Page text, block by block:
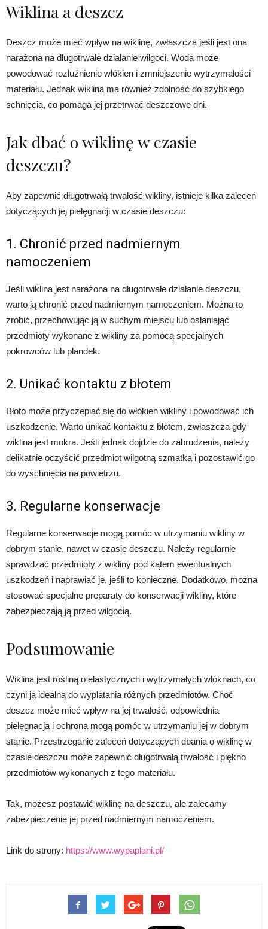
Wiklina a deszcz
Deszcz może mieć wpływ na wiklinę, zwłaszcza jeśli jest ona
narażona na długotrwałe działanie wilgoci. Woda może
powodować rozluźnienie włókien i zmniejszenie wytrzymałości
materiału. Jednak wiklina ma również zdolność do szybkiego
schnięcia, co pomaga jej przetrwać deszczowe dni.
Jak dbać o wiklinę w czasie
deszczu?
Aby zapewnić długotrwałą trwałość wikliny, istnieje kilka zaleceń
dotyczących jej pielęgnacji w czasie deszczu:
1. Chronić przed nadmiernym
namoczeniem
Jeśli wiklina jest narażona na długotrwałe działanie deszczu,
warto ją chronić przed nadmiernym namoczeniem. Można to
zrobić, przechowując ją w suchym miejscu lub osłaniając
przedmioty wykonane z wikliny za pomocą specjalnych
pokrowców lub plandek.
2. Unikać kontaktu z błotem
Błoto może przyczepiać się do włókien wikliny i powodować ich
uszkodzenie. Warto unikać kontaktu z błotem, zwłaszcza gdy
wiklina jest mokra. Jeśli jednak dojdzie do zabrudzenia, należy
delikatnie oczyścić przedmiot wilgotną szmatką i pozostawić go
do wyschnięcia na powietrzu.
3. Regularne konserwacje
Regularne konserwacje mogą pomóc w utrzymaniu wikliny w
dobrym stanie, nawet w czasie deszczu. Należy regularnie
sprawdzać przedmioty z wikliny pod kątem ewentualnych
uszkodzeń i naprawiać je, jeśli to konieczne. Dodatkowo, można
stosować specjalne preparaty do konserwacji wikliny, które
zabezpieczają ją przed wilgocią.
Podsumowanie
Wiklina jest rośliną o elastycznych i wytrzymałych włóknach, co
czyni ją idealną do wyplatania różnych przedmiotów. Choć
deszcz może mieć wpływ na jej trwałość, odpowiednia
pielęgnacja i ochrona mogą pomóc w utrzymaniu jej w dobrym
stanie. Przestrzeganie zaleceń dotyczących dbania o wiklinę w
czasie deszczu może zapewnić długotrwałą trwałość i piękno
przedmiotów wykonanych z tego materiału.
Tak, możesz postawić wiklinę na deszczu, ale zalecamy
zabezpieczenie jej przed nadmiernym namoczeniem.
Link do strony: https://www.wypaplani.pl/